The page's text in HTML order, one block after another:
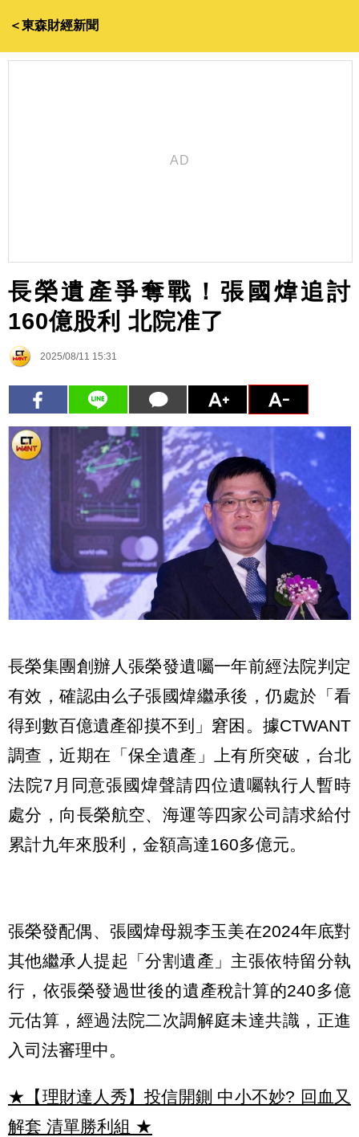
＜東森財經新聞
長榮遺產爭奪戰！張國煒追討
160億股利 北院准了
2025/08/11 15:31
長榮集團創辦人張榮發遺囑一年前經法院判定
有效，確認由么子張國煒繼承後，仍處於「看
得到數百億遺產卻摸不到」窘困。據CTWANT
調查，近期在「保全遺產」上有所突破，台北
法院7月同意張國煒聲請四位遺囑執行人暫時
處分，向長榮航空、海運等四家公司請求給付
累計九年來股利，金額高達160多億元。
張榮發配偶、張國煒母親李玉美在2024年底對
其他繼承人提起「分割遺產」主張依特留分執
行，依張榮發過世後的遺產稅計算的240多億
元估算，經過法院二次調解庭未達共識，正進
入司法審理中。
★【理財達人秀】投信開鍘 中小不妙? 回血又
解套 清單勝利組 ★